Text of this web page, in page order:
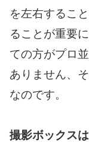
を左右するこ
ることが重要
ての方がプロ
ありません、
なのです。
撮影ボックス